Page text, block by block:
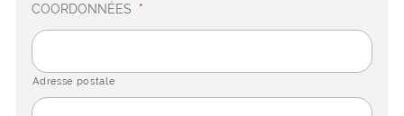
COORDONNÉES *
Adresse postale